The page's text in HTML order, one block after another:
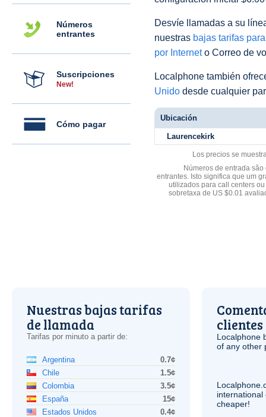
Números
entrantes
Suscripciones
New!
Cómo pagar
Desvíe llamadas a su
nuestras bajas tarifas
por Interneto Correo de
Localphone también
Unido desde cualquier
Ubicación
Laurencekirk
Los precios se
Números de entrada
entrantes. Isto significa que um
utilizados para call centers
sobretaxa de US $0.01
Nuestras bajas tarifas
de llamada
Tarifas por minuto a partir de:
Argentina
0.7¢
Chile
1.5¢
Colombia
3.5¢
España
15¢
Estados Unidos
0.4¢
clientes
Localphone
of any other
international
cheaper!